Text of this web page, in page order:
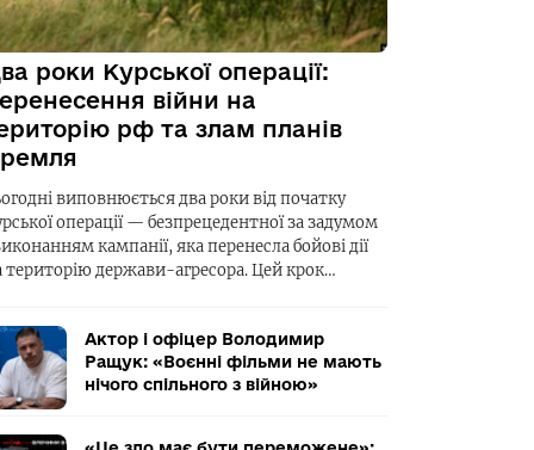
роки Курської операції:
війни на
рф та злам планів
виповнюється два роки від початку
операції — безпрецедентної за задумом
кампанії, яка перенесла бойові дії
територію держави-агресора. Цей крок…
Актор і офіцер Володимир
Ращук: «Воєнні фільми не мають
нічого спільного з війною»